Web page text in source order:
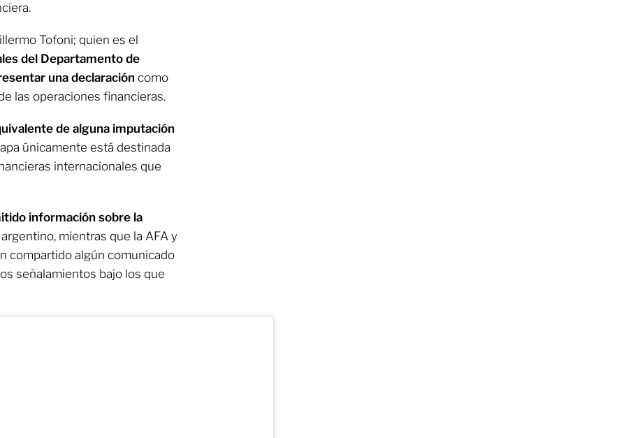
Tofoni; quien es el
del Departamento de
una declaracióncomo
las operaciones financieras.
de alguna imputación
únicamente está destinada
internacionales que
información sobre la
mientras que la AFA y
compartido algún comunicado
señalamientos bajo los que